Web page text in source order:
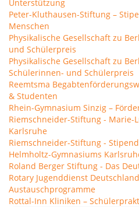
Unterstützung
Peter-Kluthausen-Stiftung –
Menschen
Physikalische Gesellschaft zu
und Schülerpreis
Physikalische Gesellschaft zu
Schülerinnen- und Schülerpreis
Reemtsma
& Studenten
Rhein-Gymnasium Sinzig –
Riemschneider-Stiftung - Marie-
Karlsruhe
Riemschneider-Stiftung -
Helmholtz-Gymnasiums
Roland Berger Stiftung - Das
Rotary Jugenddienst
Austauschprogramme
Rottal-Inn Kliniken –